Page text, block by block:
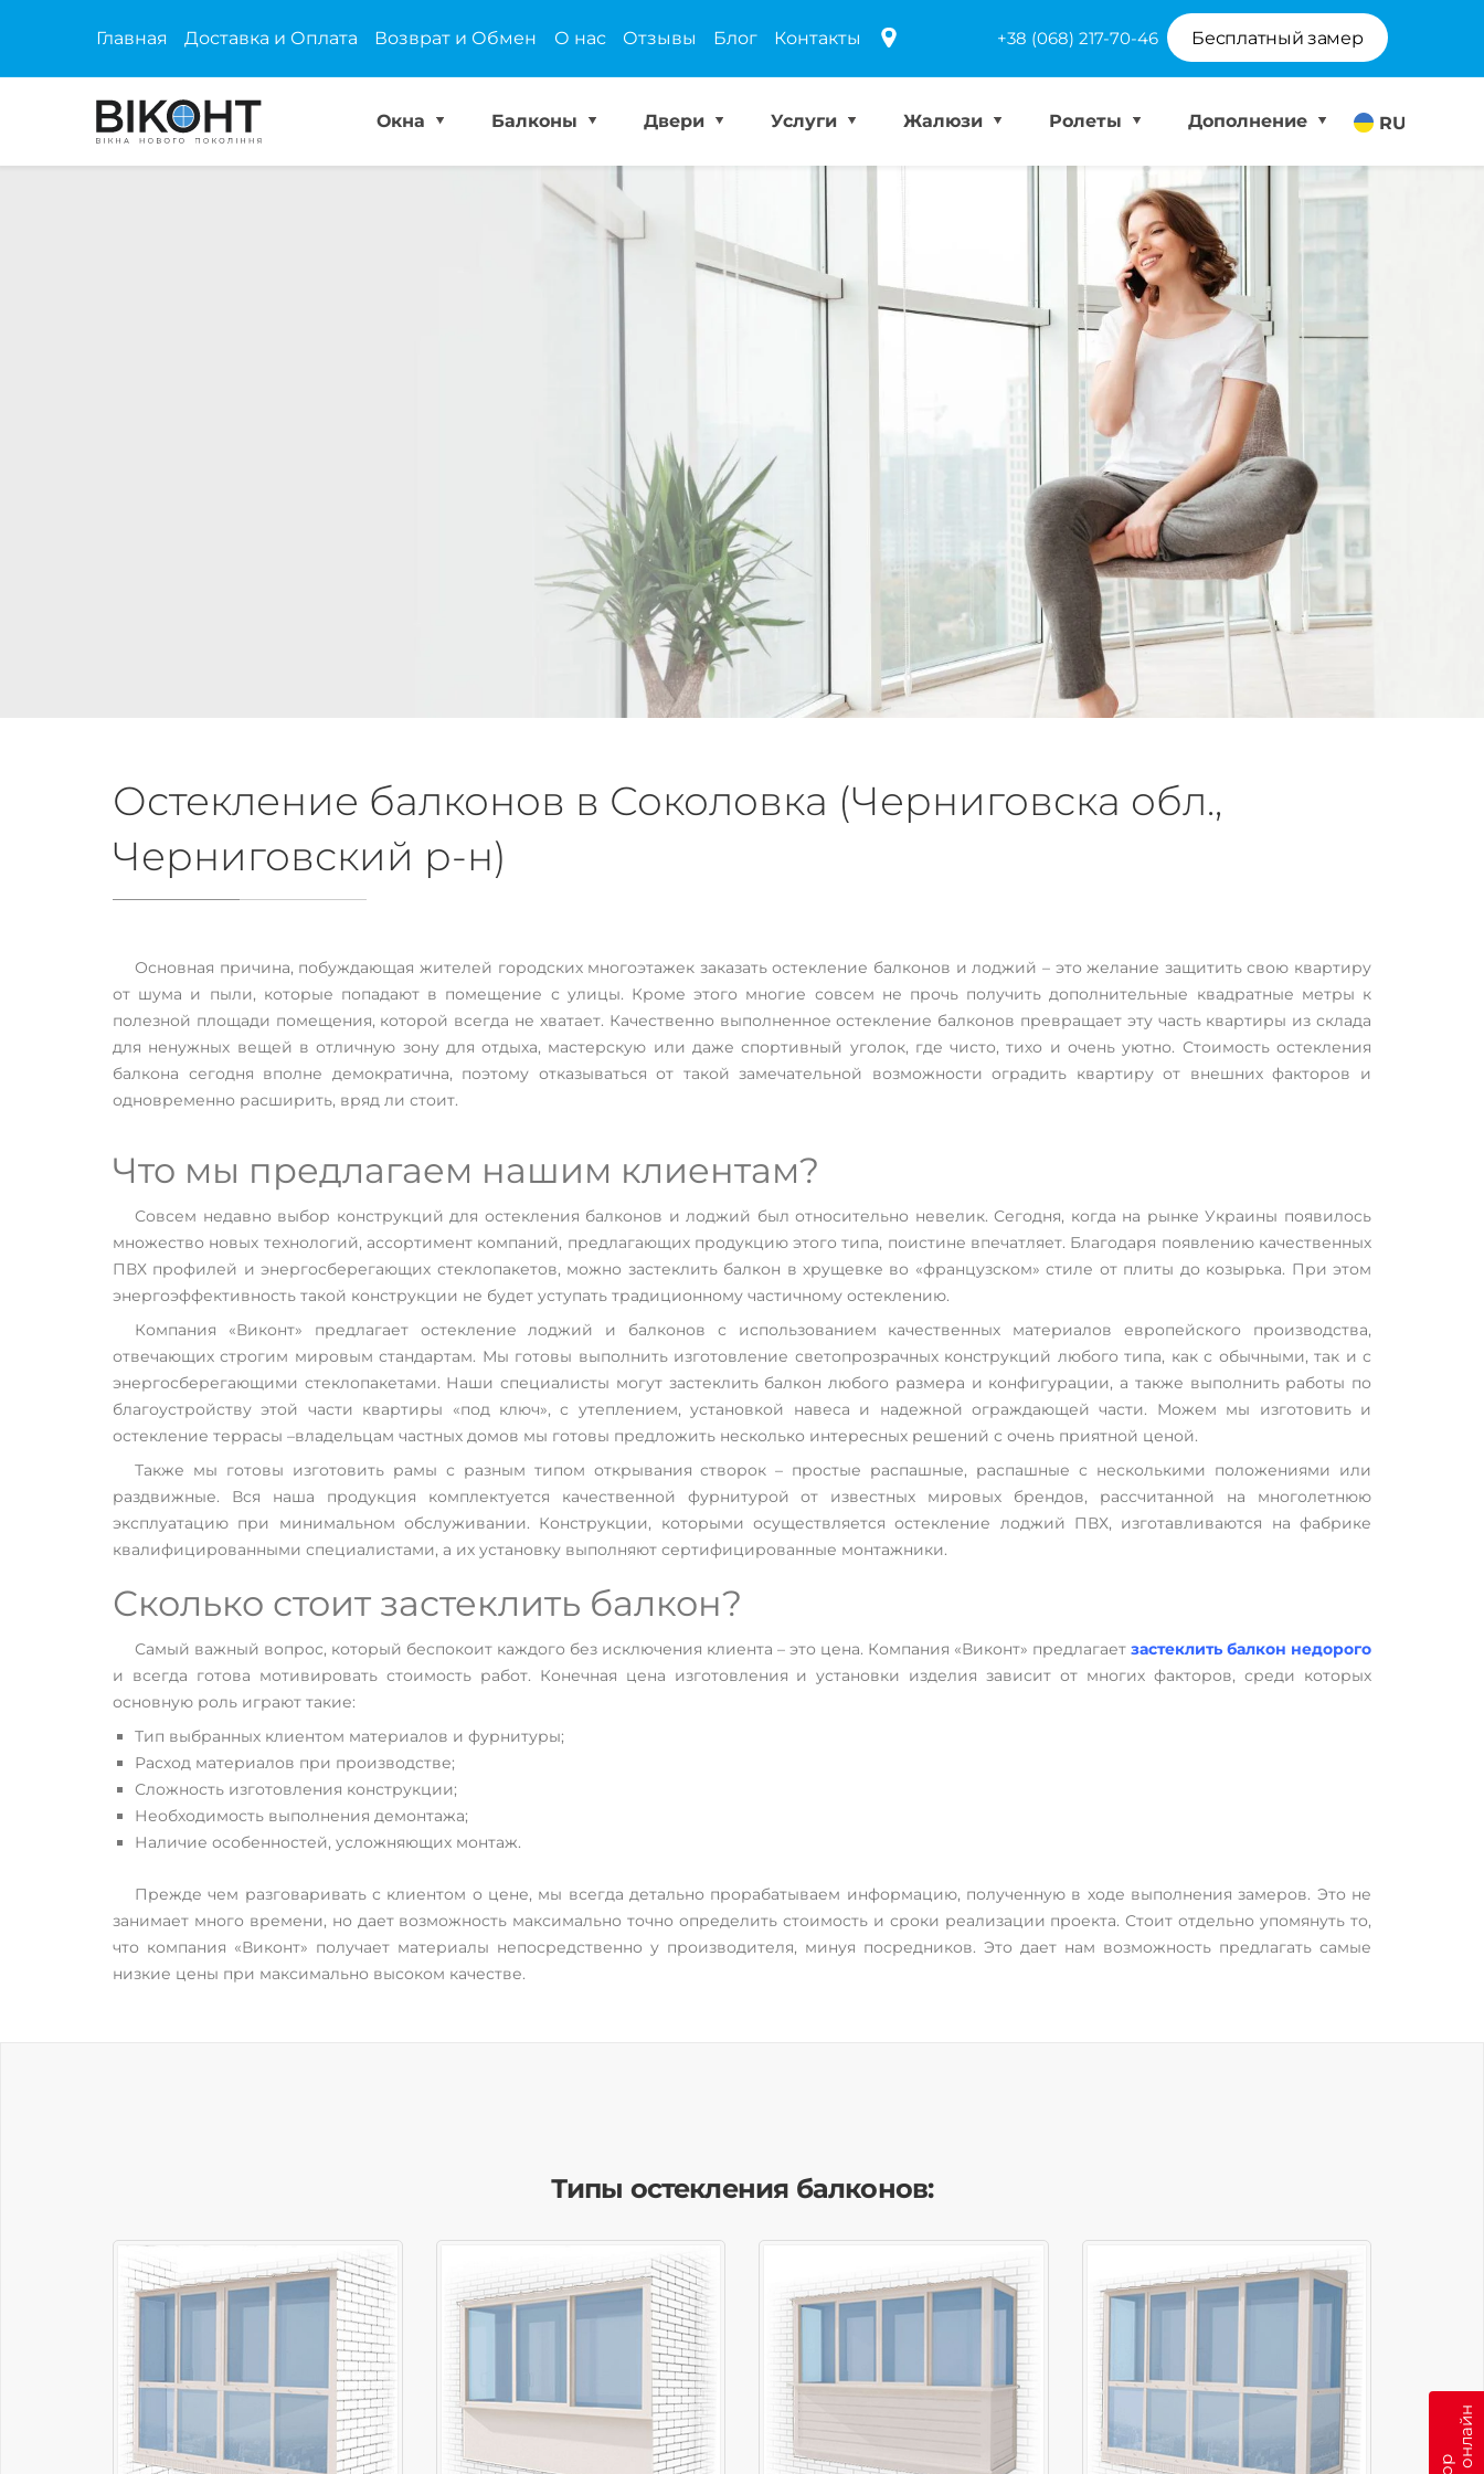
Главная Доставка и Оплата Возврат и Обмен О нас Отзывы Блог Контакты +38 (068) 217-70-46 Бесплатный замер
RU
Окна Балконы Двери Услуги Жалюзи Ролеты Дополнение
Остекление балконов и лоджий
Черниговский р-н)
Если вы хотите провести застекление балкона в вашей квартире, то
лучше всего обратиться к нам. Мы предлагаем несколько видов
современного застекления, которые принесут в ваш дом комфорт, тепло
Остекление балконов в Соколовка (Черниговска обл.,
Черниговский р-н)
Основная причина, побуждающая жителей городских многоэтажек заказать остекление балконов и лоджий – это желание защитить свою квартиру
от шума и пыли, которые попадают в помещение с улицы. Кроме этого многие совсем не прочь получить дополнительные квадратные метры к
полезной площади помещения, которой всегда не хватает. Качественно выполненное остекление балконов превращает эту часть квартиры из склада
для ненужных вещей в отличную зону для отдыха, мастерскую или даже спортивный уголок, где чисто, тихо и очень уютно. Стоимость остекления
балкона сегодня вполне демократична, поэтому отказываться от такой замечательной возможности оградить квартиру от внешних факторов и
одновременно расширить, вряд ли стоит.
Что мы предлагаем нашим клиентам?
Совсем недавно выбор конструкций для остекления балконов и лоджий был относительно невелик. Сегодня, когда на рынке Украины появилось
множество новых технологий, ассортимент компаний, предлагающих продукцию этого типа, поистине впечатляет. Благодаря появлению качественных
ПВХ профилей и энергосберегающих стеклопакетов, можно застеклить балкон в хрущевке во «французском» стиле от плиты до козырька. При этом
энергоэффективность такой конструкции не будет уступать традиционному частичному остеклению.
Компания «Виконт» предлагает остекление лоджий и балконов с использованием качественных материалов европейского производства,
отвечающих строгим мировым стандартам. Мы готовы выполнить изготовление светопрозрачных конструкций любого типа, как с обычными, так и с
энергосберегающими стеклопакетами. Наши специалисты могут застеклить балкон любого размера и конфигурации, а также выполнить работы по
благоустройству этой части квартиры «под ключ», с утеплением, установкой навеса и надежной ограждающей части. Можем мы изготовить и
остекление террасы –владельцам частных домов мы готовы предложить несколько интересных решений с очень приятной ценой.
Также мы готовы изготовить рамы с разным типом открывания створок – простые распашные, распашные с несколькими положениями или
раздвижные. Вся наша продукция комплектуется качественной фурнитурой от известных мировых брендов, рассчитанной на многолетнюю
эксплуатацию при минимальном обслуживании. Конструкции, которыми осуществляется остекление лоджий ПВХ, изготавливаются на фабрике
квалифицированными специалистами, а их установку выполняют сертифицированные монтажники.
Сколько стоит застеклить балкон?
Самый важный вопрос, который беспокоит каждого без исключения клиента – это цена. Компания «Виконт» предлагает застеклить балкон недорого
и всегда готова мотивировать стоимость работ. Конечная цена изготовления и установки изделия зависит от многих факторов, среди которых
основную роль играют такие:
Тип выбранных клиентом материалов и фурнитуры;
Расход материалов при производстве;
Сложность изготовления конструкции;
Необходимость выполнения демонтажа;
Наличие особенностей, усложняющих монтаж.
Прежде чем разговаривать с клиентом о цене, мы всегда детально прорабатываем информацию, полученную в ходе выполнения замеров. Это не
занимает много времени, но дает возможность максимально точно определить стоимость и сроки реализации проекта. Стоит отдельно упомянуть то,
что компания «Виконт» получает материалы непосредственно у производителя, минуя посредников. Это дает нам возможность предлагать самые
низкие цены при максимально высоком качестве.
Типы остекления балконов: